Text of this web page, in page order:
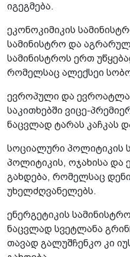
იგეგმება.
ეკონოკიმიკის
სამინისტრო და
სამინისტროს ერთ
რომელსაც ალექსეი
ევროპული და
საკითხებში ვიცე-
ნაცვლად ტარას კაჩკას
სოციალური პოლიტიკის
პოლიტიკის, ოჯახისა და
გახდება, რომელსაც
უხელძღვანელებს.
ენერგეტიკის
ნაცვლად სვეტლანა
თავად გალუშჩენკო კი